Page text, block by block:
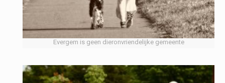
Evergem is geen dieronvriendelijke gemeente